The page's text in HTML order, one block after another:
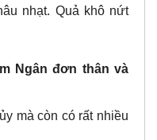
nhạt. Quả khô nứt
Ngân đơn thân và
mà còn có rất nhiều